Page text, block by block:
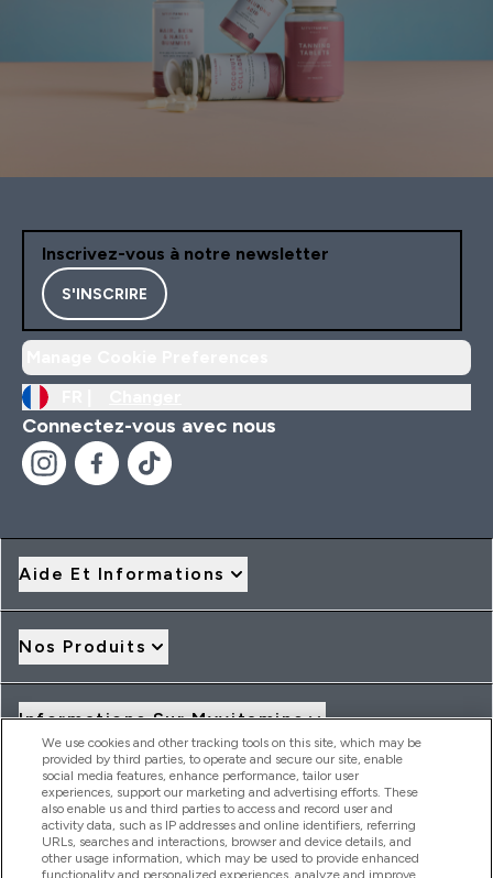
Inscrivez-vous à notre newsletter
S'INSCRIRE
Connectez-vous avec nous
Aide Et Informations
Nos Produits
Informations Sur Myvitamins
Offres Et Réductions
2026 THG Nutrition Limited (FRN: 1022962), trading as
We use cookies and other tracking tools on this site, which may be
provided by third parties, to operate and secure our site, enable
social media features, enhance performance, tailor user
experiences, support our marketing and advertising efforts. These
also enable us and third parties to access and record user and
activity data, such as IP addresses and online identifiers, referring
URLs, searches and interactions, browser and device details, and
other usage information, which may be used to provide enhanced
functionality and personalized experiences, analyze and improve